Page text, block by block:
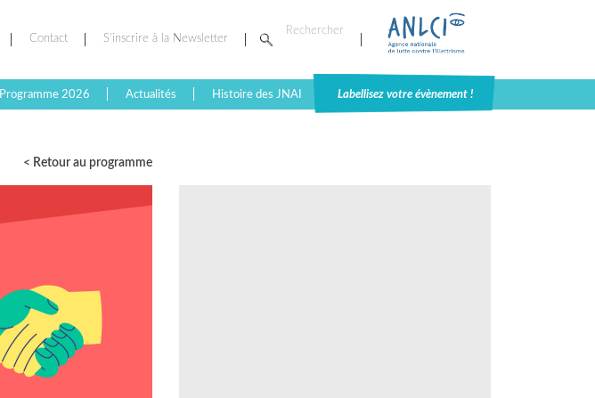
Contact S’inscrire à la Newsletter
Programme 2026 Actualités Histoire des JNAI Labellisez votre évènement !
< Retour au programme